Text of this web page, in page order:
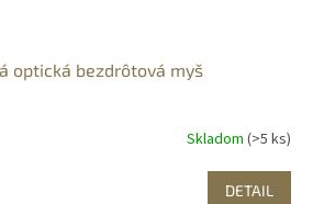
optická bezdrôtová myš
Skladom (>5 ks)
DETAIL